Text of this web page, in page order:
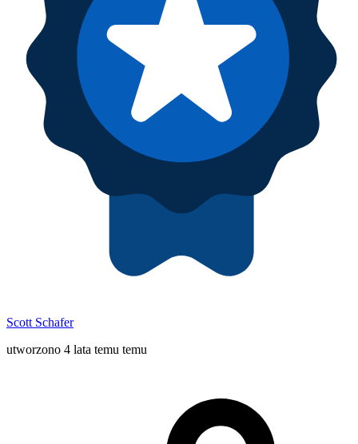
Scott Schafer
utworzono 4 lata temu temu